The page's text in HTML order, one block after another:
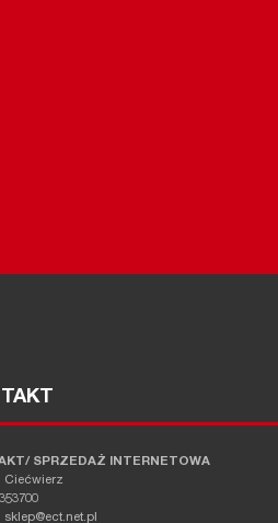
SPRZEDAŻ INTERNETOWA
Ciećwierz
sklep@ect.net.pl